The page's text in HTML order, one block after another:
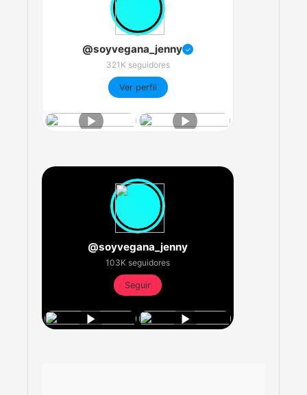
@soyvegana_jenny ✓
321K seguidores
Ver perfil
@soyvegana_jenny
103K seguidores
Seguir